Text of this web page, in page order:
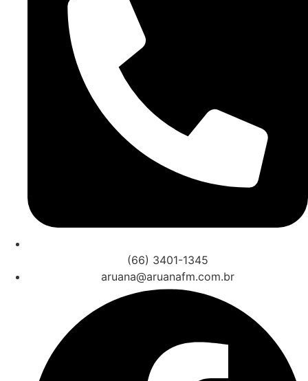
(66) 3401-1345
aruana@aruanafm.com.br